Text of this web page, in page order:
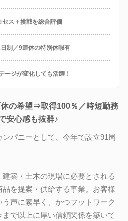
セス＋挑戦を総合評価
制／9連休の特別休暇有
ージが変化しても活躍！
休の希望⇒取得100％／時短勤務
安心感も抜群♪
パニーとして、今年で設立91周
築・土木の現場に必要とされる
を提案・供給する事業。お客様
声に素早く、かつフットワーク
で以上に厚い信頼関係を築いて